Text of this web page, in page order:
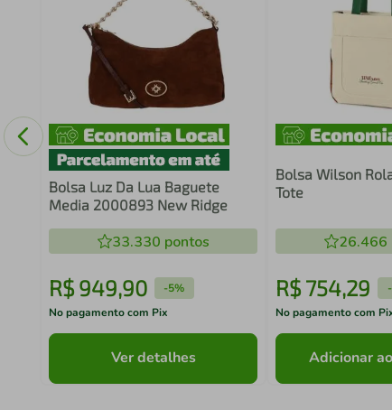
Bolsa Luz Da Lua Baguete
Media 2000893 New Ridge
33.330 pontos
R$ 949,90 -5%
No pagamento com Pix
Ver detalhes
Bolsa Wilson
Tote
26.466
R$ 754,29 -
No pagamento com
Adicionar